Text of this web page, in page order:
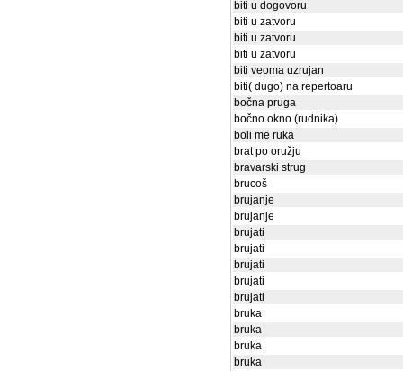
biti u dogovoru
biti u zatvoru
biti u zatvoru
biti u zatvoru
biti veoma uzrujan
biti( dugo) na repertoaru
bočna pruga
bočno okno (rudnika)
boli me ruka
brat po oružju
bravarski strug
brucoš
brujanje
brujanje
brujati
brujati
brujati
brujati
brujati
bruka
bruka
bruka
bruka